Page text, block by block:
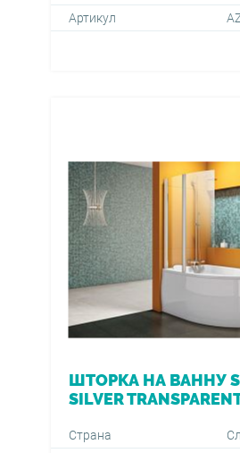
Артикул
ШТОРКА НА ВАННУ
SILVER
Страна